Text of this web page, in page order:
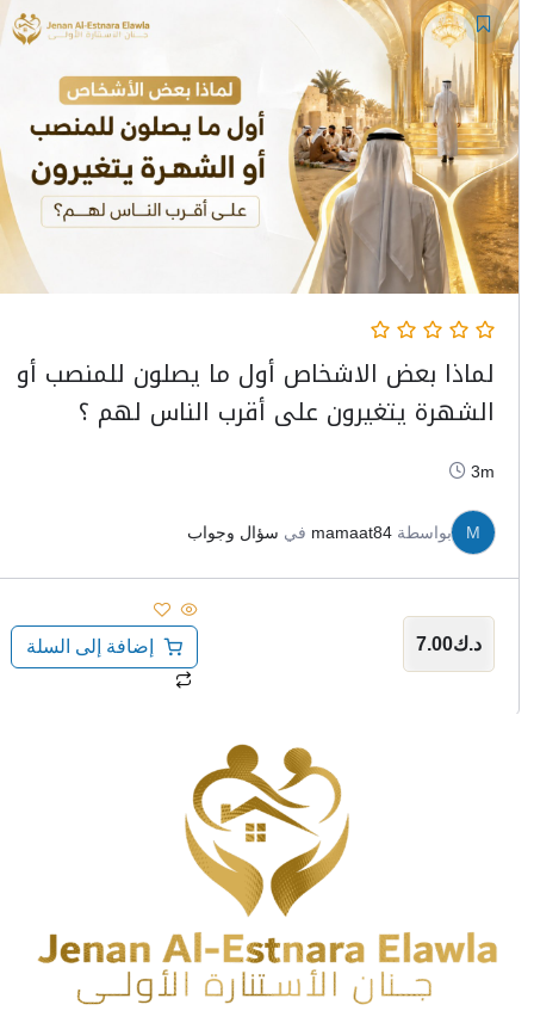
لماذا بعض الاشخاص أول ما يصلون للمنصب أو
الشهرة يتغيرون على أقرب الناس لهم ؟
3m
M بواسطة mamaat84 في سؤال وجواب
د.ك7.00 إضافة إلى السلة